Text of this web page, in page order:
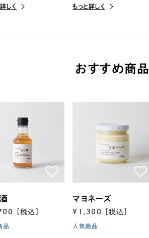
しく もっと詳しく
おすすめ商品
[税込]
品
マヨネーズ
¥1,300 [税込]
人気商品